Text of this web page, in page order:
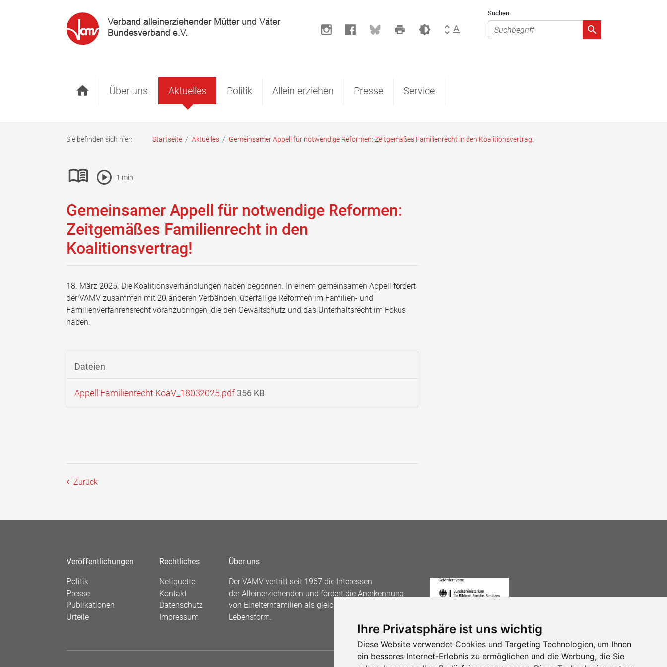
Ihre Privatsphäre ist uns wichtig
Diese Website verwendet Cookies und Targeting Technologien, um Ihnen
ein besseres Internet-Erlebnis zu ermöglichen und die Werbung, die Sie
Suchen:
StartseiteÜber uns Aktuelles Politik Allein erziehen Presse Service
Sie befinden sich hier: Startseite / Aktuelles / Gemeinsamer Appell für notwendige Reformen: Zeitgemäßes Familienrecht in den Koalitionsvertrag!
Leichte-Sprache ein- oder ausblenden
Vorlesen Icon
Pause Icon
1 min
Gemeinsamer Appell für notwendige Reformen:
Zeitgemäßes Familienrecht in den
Koalitionsvertrag!
18. März 2025. Die Koalitionsverhandlungen haben begonnen. In einem gemeinsamen Appell fordert
der VAMV zusammen mit 20 anderen Verbänden, überfällige Reformen im Familien- und
Familienverfahrensrecht voranzubringen, die den Gewaltschutz und das Unterhaltsrecht im Fokus
haben.
Dateien
Appell Familienrecht KoaV_18032025.pdf 356 KB
Zurück
Veröffentlichungen
Politik
Presse
Publikationen
Urteile
Rechtliches
Netiquette
Kontakt
Datenschutz
Impressum
Über uns
Der VAMV vertritt seit 1967 die Interessen
der Alleinerziehenden und fordert die Anerkennung
von Einelternfamilien als gleichberechtigte
Lebensform.